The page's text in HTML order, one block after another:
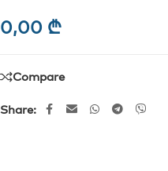
0,00 ₾
Compare
Share: